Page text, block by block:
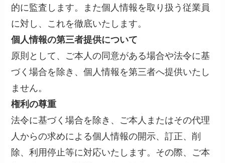
的に監査します。また個人情報を取り扱う従業員
に対し、これを徹底いたします。
個人情報の第三者提供について
原則として、ご本人の同意がある場合や法令に基
づく場合を除き、個人情報を第三者へ提供いたし
ません。
権利の尊重
法令に基づく場合を除き、ご本人またはその代理
人からの求めによる個人情報の開示、訂正、削
除、利用停止等に対応いたします。その際、ご本